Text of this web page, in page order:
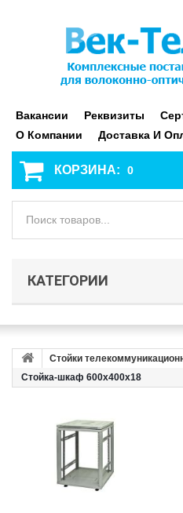
Вакансии Реквизиты
О Компании
Доставка И
КОРЗИНА: 0
КАТЕГОРИИ
Стойки
Стойка-шкаф 600х400х18